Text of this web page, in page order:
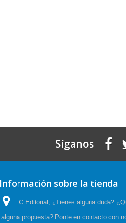
Síganos
Información sobre la tienda
IC Editorial, ¿Tienes alguna duda?
alguna propuesta? Ponte en contacto con